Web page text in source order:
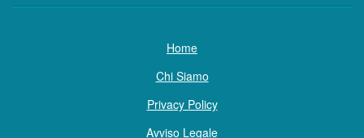
Home
Chi Siamo
Privacy Policy
Avviso Legale